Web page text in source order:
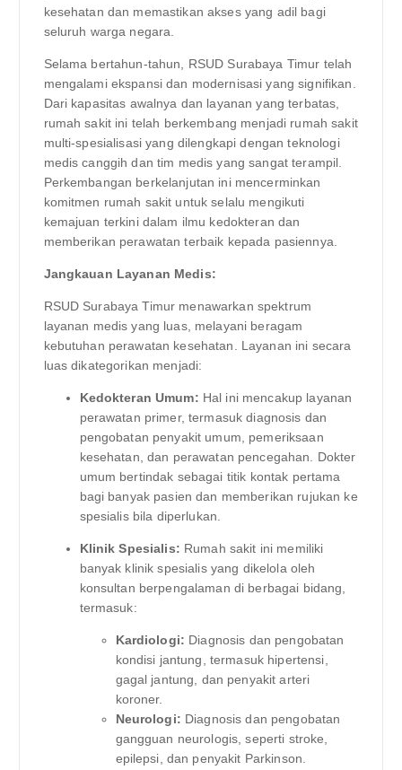
kesehatan dan memastikan akses yang adil bagi
seluruh warga negara.
Selama bertahun-tahun, RSUD Surabaya Timur telah
mengalami ekspansi dan modernisasi yang signifikan.
Dari kapasitas awalnya dan layanan yang terbatas,
rumah sakit ini telah berkembang menjadi rumah sakit
multi-spesialisasi yang dilengkapi dengan teknologi
medis canggih dan tim medis yang sangat terampil.
Perkembangan berkelanjutan ini mencerminkan
komitmen rumah sakit untuk selalu mengikuti
kemajuan terkini dalam ilmu kedokteran dan
memberikan perawatan terbaik kepada pasiennya.
Jangkauan Layanan Medis:
RSUD Surabaya Timur menawarkan spektrum
layanan medis yang luas, melayani beragam
kebutuhan perawatan kesehatan. Layanan ini secara
luas dikategorikan menjadi:
Kedokteran Umum: Hal ini mencakup layanan
perawatan primer, termasuk diagnosis dan
pengobatan penyakit umum, pemeriksaan
kesehatan, dan perawatan pencegahan. Dokter
umum bertindak sebagai titik kontak pertama
bagi banyak pasien dan memberikan rujukan ke
spesialis bila diperlukan.
Klinik Spesialis: Rumah sakit ini memiliki
banyak klinik spesialis yang dikelola oleh
konsultan berpengalaman di berbagai bidang,
termasuk:
Kardiologi: Diagnosis dan pengobatan
kondisi jantung, termasuk hipertensi,
gagal jantung, dan penyakit arteri
koroner.
Neurologi: Diagnosis dan pengobatan
gangguan neurologis, seperti stroke,
epilepsi, dan penyakit Parkinson.